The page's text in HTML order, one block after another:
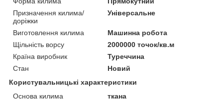
Призначення килима/
доріжки
Універсальне
Виготовлення килима
Машинна робота
Щільність ворсу
2000000 точок/кв.м
Країна виробник
Туреччина
Стан
Новий
Користувальницькі характеристики
Основа килима
ткана